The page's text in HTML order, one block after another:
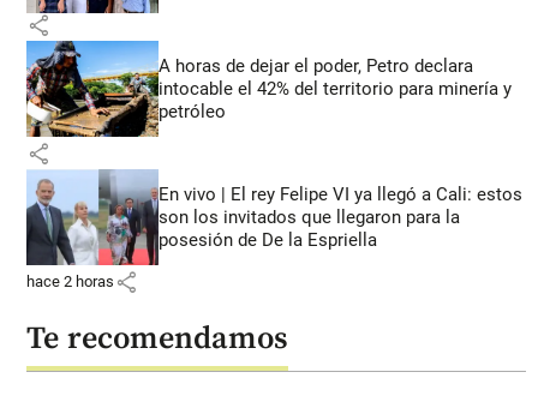
share
A horas de dejar el poder, Petro declara
intocable el 42% del territorio para minería y
petróleo
share
En vivo | El rey Felipe VI ya llegó a Cali: estos
son los invitados que llegaron para la
posesión de De la Espriella
hace 2 horas share
Te recomendamos